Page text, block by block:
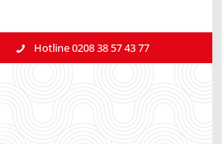
Hotline 0208 38 57 43 77